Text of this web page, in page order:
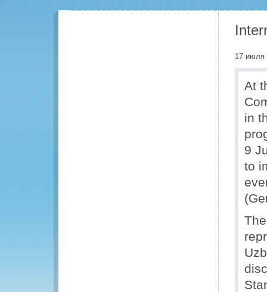
17 июля
At
in
9
to